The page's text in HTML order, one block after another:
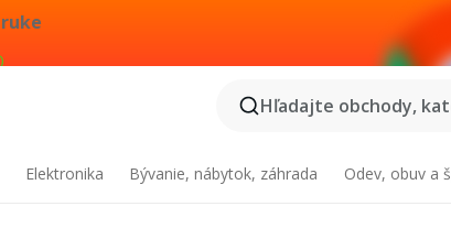
Hľadajte obchody,
Elektronika Bývanie, nábytok, záhrada Odev, obuv a